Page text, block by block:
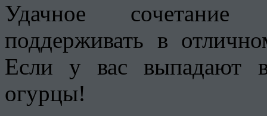
Удачное сочетание
поддерживать в
Если у вас выпадают
огурцы!